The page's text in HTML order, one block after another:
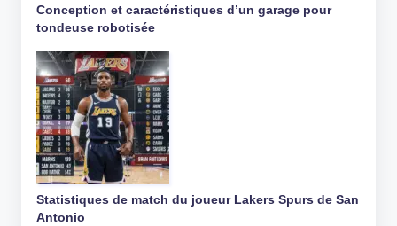
Conception et caractéristiques d’un garage pour
tondeuse robotisée
Statistiques de match du joueur Lakers Spurs de San
Antonio